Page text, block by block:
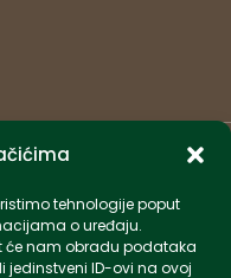
tehnologije poput
o uređaju.
će nam obradu podataka
jedinstveni ID-ovi na ovoj